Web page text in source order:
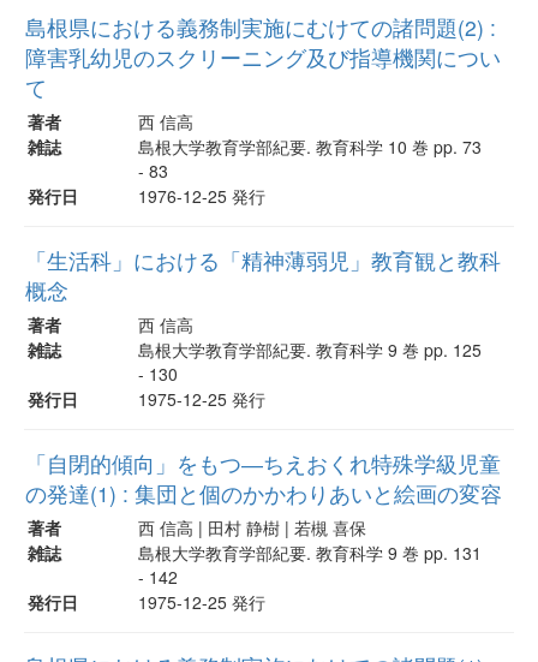
島根県における義務制実施にむけての諸問題(2) :
障害乳幼児のスクリーニング及び指導機関につい
て
著者
西 信高
雑誌
島根大学教育学部紀要. 教育科学 10 巻 pp. 73
- 83
発行日
1976-12-25 発行
「生活科」における「精神薄弱児」教育観と教科
概念
著者
西 信高
雑誌
島根大学教育学部紀要. 教育科学 9 巻 pp. 125
- 130
発行日
1975-12-25 発行
「自閉的傾向」をもつ―ちえおくれ特殊学級児童
の発達(1) : 集団と個のかかわりあいと絵画の変容
著者
西 信高 | 田村 静樹 | 若槻 喜保
雑誌
島根大学教育学部紀要. 教育科学 9 巻 pp. 131
- 142
発行日
1975-12-25 発行